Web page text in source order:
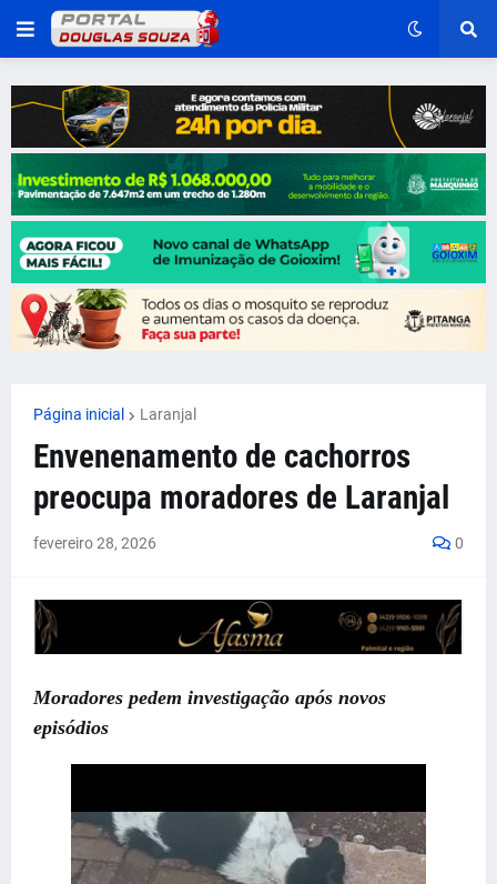
Página inicial Laranjal
Envenenamento de cachorros
preocupa moradores de Laranjal
fevereiro 28, 2026 0
Moradores pedem investigação após novos
episódios